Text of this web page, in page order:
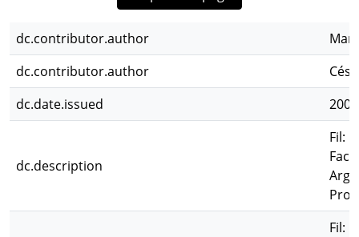
dc.contributor.author
dc.contributor.author
dc.date.issued
2004
dc.description
Fil:
Fil: